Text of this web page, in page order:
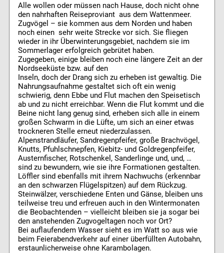
Alle wollen oder müssen nach Hause, doch nicht ohne
den nahrhaften Reiseproviant aus dem Wattenmeer.
Zugvögel – sie kommen aus dem Norden und haben
noch einen sehr weite Strecke vor sich. Sie fliegen
wieder in ihr Überwinterungsgebiet, nachdem sie im
Sommerlager erfolgreich gebrütet haben.
Zugegeben, einige bleiben noch eine längere Zeit an der
Nordseeküste bzw. auf den
Inseln, doch der Drang sich zu erheben ist gewaltig. Die
Nahrungsaufnahme gestaltet sich oft ein wenig
schwierig, denn Ebbe und Flut machen den Speisetisch
ab und zu nicht erreichbar. Wenn die Flut kommt und die
Beine nicht lang genug sind, erheben sich alle in einem
großen Schwarm in die Lüfte, um sich an einer etwas
trockneren Stelle erneut niederzulassen.
Alpenstrandläufer, Sandregenpfeifer, große Brachvögel,
Knutts, Pfuhlschnepfen, Kiebitz- und Goldregenpfeifer,
Austernfischer, Rotschenkel, Sanderlinge und, und, …
sind zu bewundern, wie sie ihre Formationen gestalten.
Löffler sind ebenfalls mit ihrem Nachwuchs (erkennbar
an den schwarzen Flügelspitzen) auf dem Rückzug.
Steinwälzer, verschiedene Enten und Gänse, bleiben uns
teilweise treu und erfreuen auch in den Wintermonaten
die Beobachtenden – vielleicht bleiben sie ja sogar bei
den anstehenden Zugvogeltagen noch vor Ort?
Bei auflaufendem Wasser sieht es im Watt so aus wie
beim Feierabendverkehr auf einer überfüllten Autobahn,
erstaunlicherweise ohne Karambolagen.